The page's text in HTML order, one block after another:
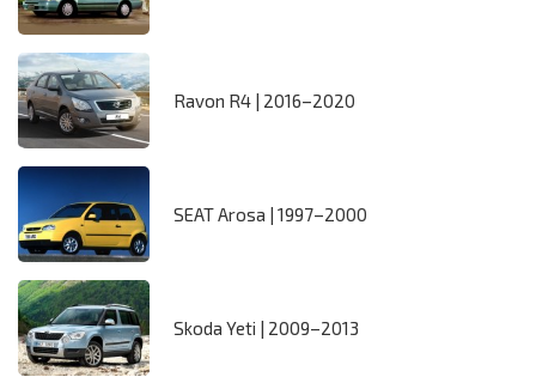
Ravon R4 | 2016–2020
SEAT Arosa | 1997–2000
Skoda Yeti | 2009–2013